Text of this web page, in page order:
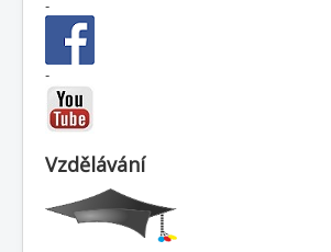
-
-
Vzdělávání